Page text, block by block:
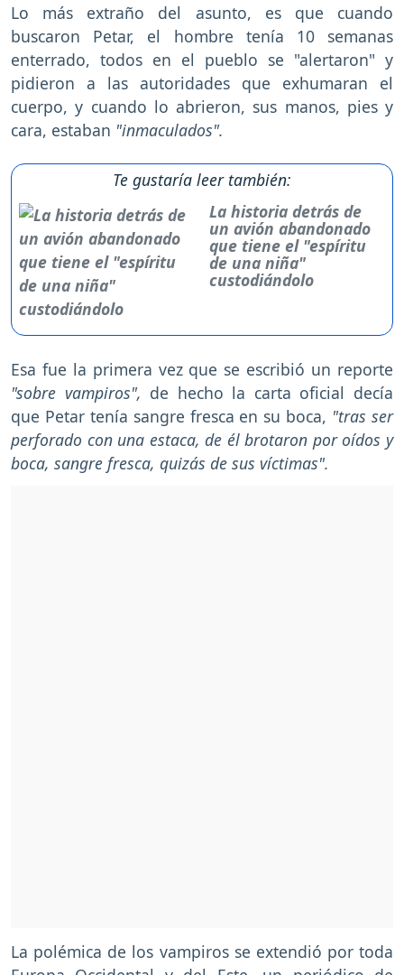
Lo más extraño del asunto, es que cuando
buscaron Petar, el hombre tenía 10 semanas
enterrado, todos en el pueblo se "alertaron" y
pidieron a las autoridades que exhumaran el
cuerpo, y cuando lo abrieron, sus manos, pies y
cara, estaban "inmaculados".
Te gustaría leer también:
La historia detrás de
un avión abandonado
que tiene el "espíritu
de una niña"
custodiándolo
Esa fue la primera vez que se escribió un reporte
"sobre vampiros", de hecho la carta oficial decía
que Petar tenía sangre fresca en su boca, "tras ser
perforado con una estaca, de él brotaron por oídos y
boca, sangre fresca, quizás de sus víctimas".
La polémica de los vampiros se extendió por toda